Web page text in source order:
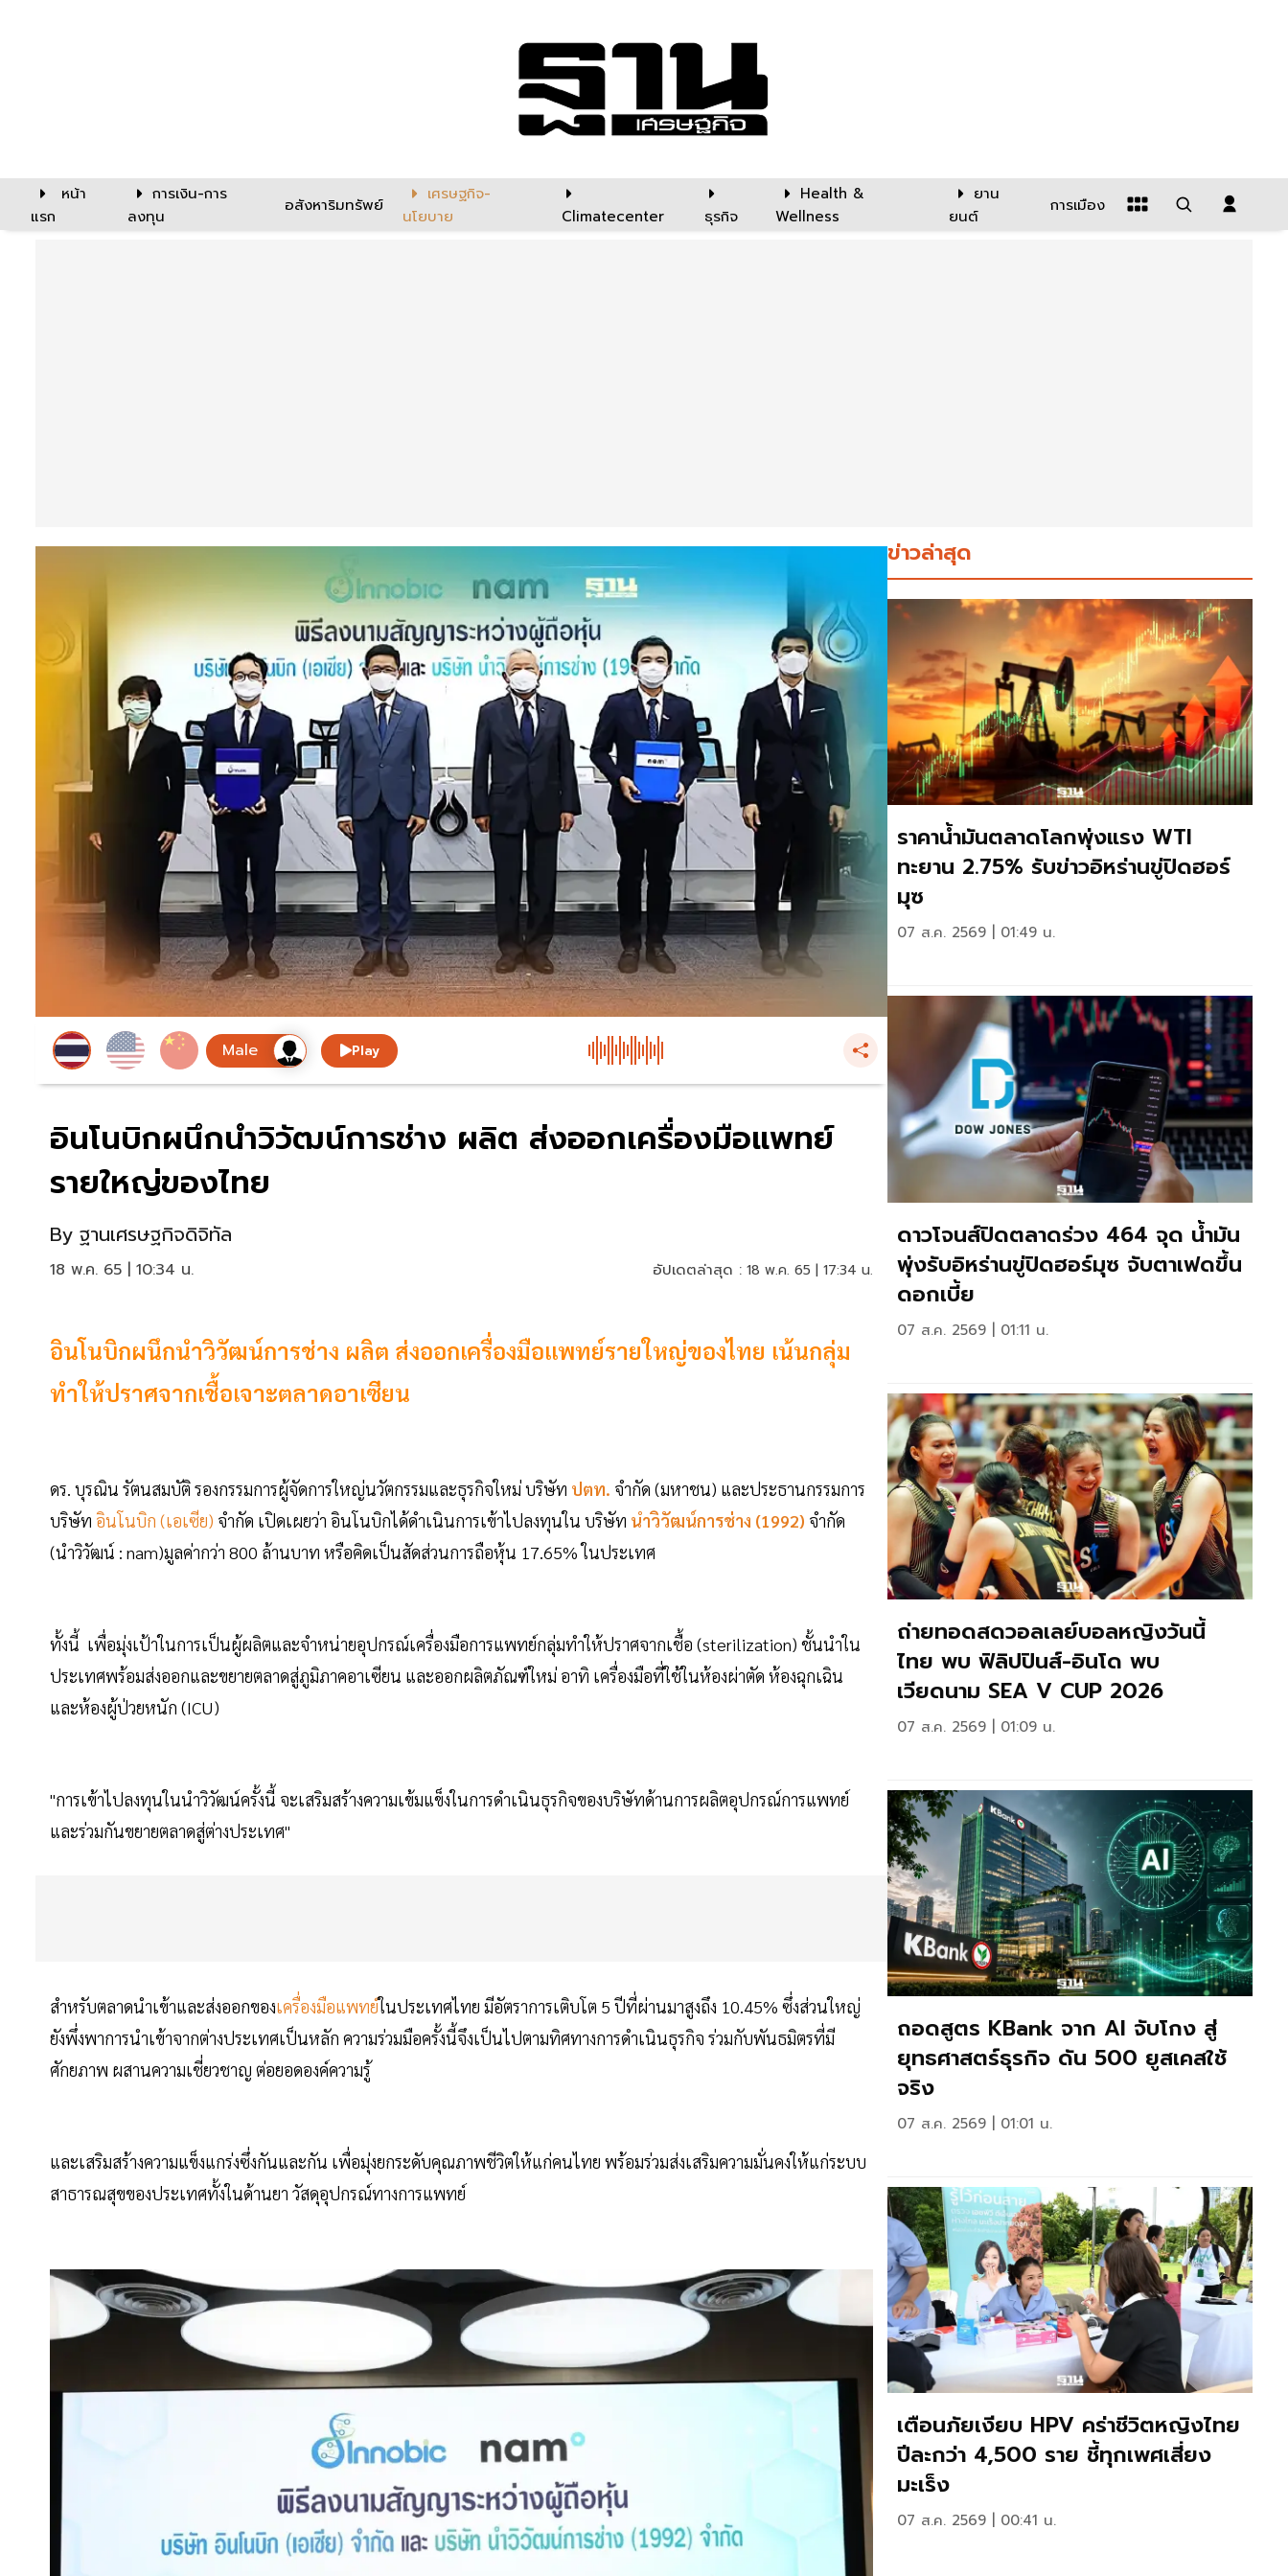
หน้า
แรก
การเงิน-การ
ลงทุน
อสังหาริมทรัพย์
เศรษฐกิจ-
นโยบาย
Climatecenter ธุรกิจ
Health &
Wellness
ยาน
ยนต์
การเมือง
Play
อินโนบิกผนึกนำวิวัฒน์การช่าง ผลิต ส่งออกเครื่องมือแพทย์
รายใหญ่ของไทย
By ฐานเศรษฐกิจดิจิทัล
18 พ.ค. 65 | 10:34 น. อัปเดตล่าสุด : 18 พ.ค. 65 | 17:34 น.
อินโนบิกผนึกนำวิวัฒน์การช่าง ผลิต ส่งออกเครื่องมือแพทย์รายใหญ่ของไทย เน้นกลุ่ม
ทำให้ปราศจากเชื้อเจาะตลาดอาเซียน
ดร. บุรณิน รัตนสมบัติ รองกรรมการผู้จัดการใหญ่นวัตกรรมและธุรกิจใหม่ บริษัท ปตท. จำกัด (มหาชน) และประธานกรรมการ
บริษัท อินโนบิก (เอเซีย) จำกัด เปิดเผยว่า อินโนบิกได้ดำเนินการเข้าไปลงทุนใน บริษัท นำวิวัฒน์การช่าง (1992) จำกัด
(นำวิวัฒน์ : nam)มูลค่ากว่า 800 ล้านบาท หรือคิดเป็นสัดส่วนการถือหุ้น 17.65% ในประเทศ
ทั้งนี้ เพื่อมุ่งเป้าในการเป็นผู้ผลิตและจำหน่ายอุปกรณ์เครื่องมือการแพทย์กลุ่มทำให้ปราศจากเชื้อ (sterilization) ชั้นนำใน
ประเทศพร้อมส่งออกและขยายตลาดสู่ภูมิภาคอาเซียน และออกผลิตภัณฑ์ใหม่ อาทิ เครื่องมือที่ใช้ในห้องผ่าตัด ห้องฉุกเฉิน
และห้องผู้ป่วยหนัก (ICU)
"การเข้าไปลงทุนในนำวิวัฒน์ครั้งนี้ จะเสริมสร้างความเข้มแข็งในการดำเนินธุรกิจของบริษัทด้านการผลิตอุปกรณ์การแพทย์
และร่วมกันขยายตลาดสู่ต่างประเทศ"
สำหรับตลาดนำเข้าและส่งออกของเครื่องมือแพทย์ในประเทศไทย มีอัตราการเติบโต 5 ปีที่ผ่านมาสูงถึง 10.45% ซึ่งส่วนใหญ่
ยังพึ่งพาการนำเข้าจากต่างประเทศเป็นหลัก ความร่วมมือครั้งนี้จึงเป็นไปตามทิศทางการดำเนินธุรกิจ ร่วมกับพันธมิตรที่มี
ศักยภาพ ผสานความเชี่ยวชาญ ต่อยอดองค์ความรู้
และเสริมสร้างความแข็งแกร่งซึ่งกันและกัน เพื่อมุ่งยกระดับคุณภาพชีวิตให้แก่คนไทย พร้อมร่วมส่งเสริมความมั่นคงให้แก่ระบบ
สาธารณสุขของประเทศทั้งในด้านยา วัสดุอุปกรณ์ทางการแพทย์
ข่าวล่าสุด
ราคาน้ำมันตลาดโลกพุ่งแรง WTI
ทะยาน 2.75% รับข่าวอิหร่านขู่ปิดฮอร์
มุซ
07 ส.ค. 2569 | 01:49 น.
ดาวโจนส์ปิดตลาดร่วง 464 จุด น้ำมัน
พุ่งรับอิหร่านขู่ปิดฮอร์มุซ จับตาเฟดขึ้น
ดอกเบี้ย
07 ส.ค. 2569 | 01:11 น.
ถ่ายทอดสดวอลเลย์บอลหญิงวันนี้
ไทย พบ ฟิลิปปินส์-อินโด พบ
เวียดนาม SEA V CUP 2026
07 ส.ค. 2569 | 01:09 น.
ถอดสูตร KBank จาก AI จับโกง สู่
ยุทธศาสตร์ธุรกิจ ดัน 500 ยูสเคสใช้
จริง
07 ส.ค. 2569 | 01:01 น.
เตือนภัยเงียบ HPV คร่าชีวิตหญิงไทย
ปีละกว่า 4,500 ราย ชี้ทุกเพศเสี่ยง
มะเร็ง
07 ส.ค. 2569 | 00:41 น.